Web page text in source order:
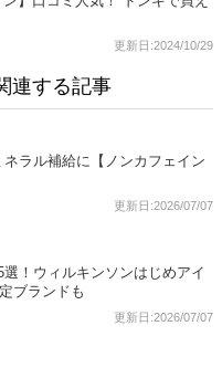
更新日:2024/10/29
連する記事
ラル補給に【ノンカフェイン
更新日:2026/07/07
！ウィルキンソンはじめアイ
ブランドも
更新日:2026/07/07